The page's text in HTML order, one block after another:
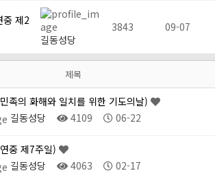
제2
길동성당
3843 09-07
제목
족의 화해와 일치를 위한 기도의날)
길동성당
4109 06-22
중 제7주일)
길동성당
4063 02-17